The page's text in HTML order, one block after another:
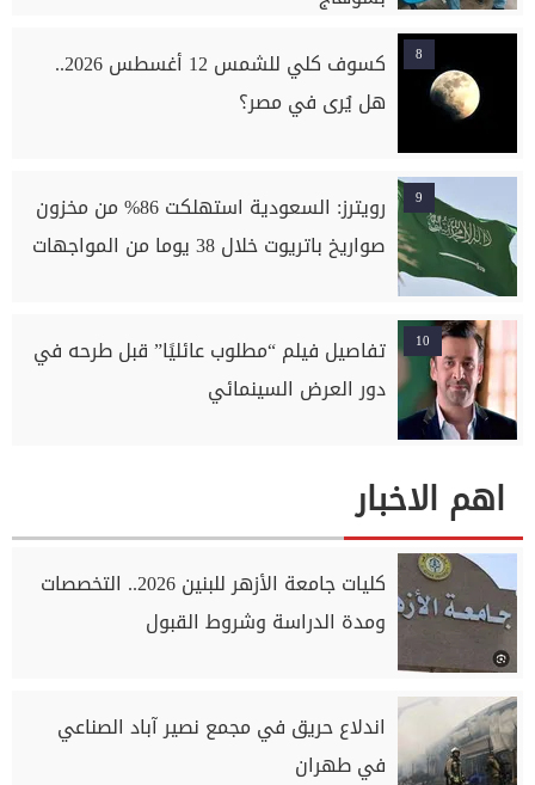
8
كسوف كلي للشمس 12 أغسطس 2026..
هل يُرى في مصر؟
9
رويترز: السعودية استهلكت 86% من مخزون
صواريخ باتريوت خلال 38 يوما من المواجهات
10
تفاصيل فيلم “مطلوب عائليًا” قبل طرحه في
دور العرض السينمائي
اهم الاخبار
كليات جامعة الأزهر للبنين 2026.. التخصصات
ومدة الدراسة وشروط القبول
اندلاع حريق في مجمع نصير آباد الصناعي
في طهران